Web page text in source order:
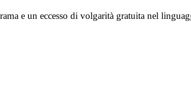
e un eccesso di volgarità gratuita nel